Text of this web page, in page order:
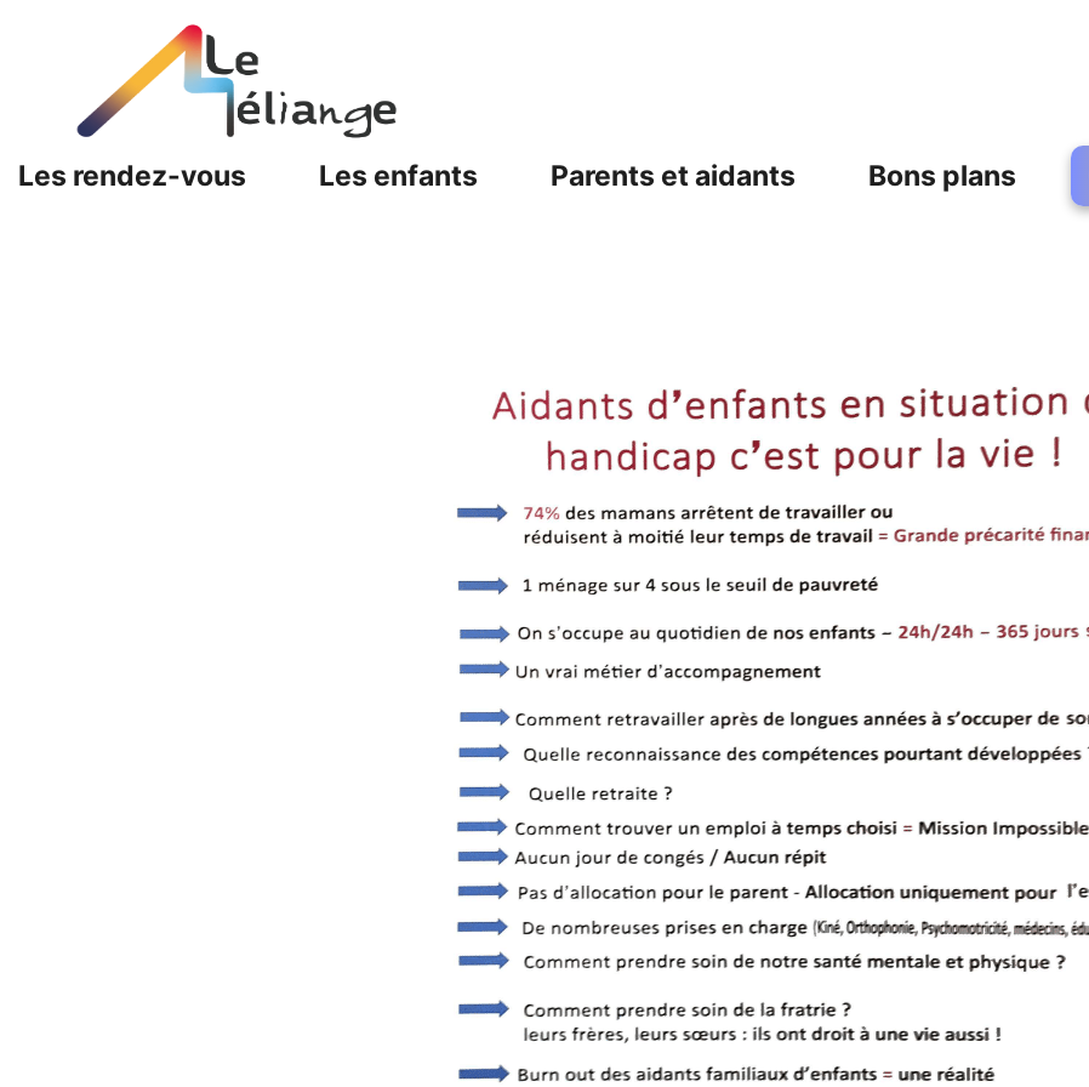
Les rendez-vous Les enfants Parents et aidants Bons plans